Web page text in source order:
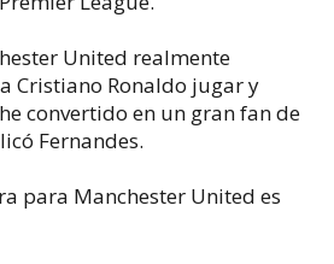
United realmente
Cristiano Ronaldo jugar y
convertido en un gran fan de
Fernandes.
para Manchester United es